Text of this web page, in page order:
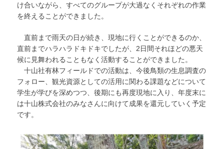
け合いながら、すべてのグループが大過なくそれぞれの作業
を終えることができました。
直前まで雨天の日が続き、現地に行くことができるのか、
直前までハラハラドキドキでしたが、2日間それほどの悪天
候に見舞われることもなく活動することができました。
十山社有林フィールドでの活動は、今後鳥類の生息調査の
フォロー、観光資源としての活用に関わる課題などについて
学生が学びを深めつつ、後期にも再度現地に入り、年度末に
は十山株式会社のみなさんに向けて成果を還元していく予定
です。